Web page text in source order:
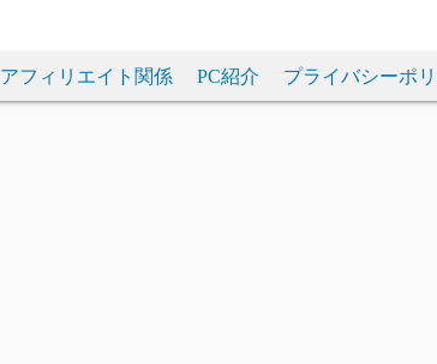
アフィリエイト関係 PC紹介 プライバシーポ